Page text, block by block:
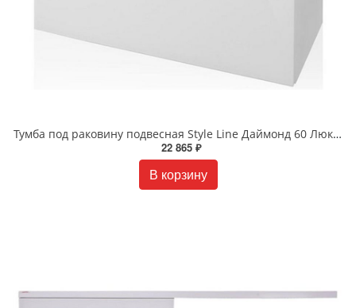
Тумба под раковину подвесная Style Line Даймонд 60 Люкс белая PLUS СС-00000500
22 865 ₽
В корзину